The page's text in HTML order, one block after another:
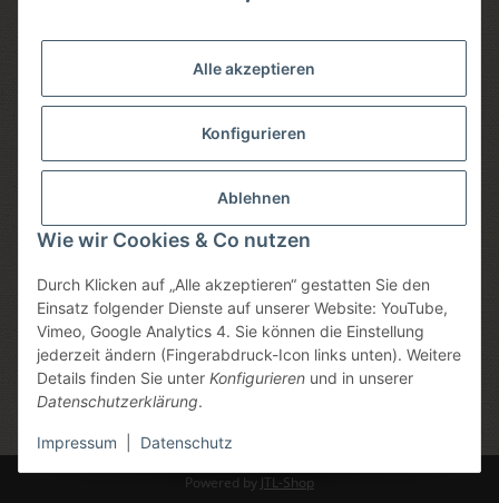
Alle akzeptieren
Konfigurieren
Ablehnen
Wie wir Cookies & Co nutzen
Durch Klicken auf „Alle akzeptieren“ gestatten Sie den
Einsatz folgender Dienste auf unserer Website: YouTube,
Vimeo, Google Analytics 4. Sie können die Einstellung
jederzeit ändern (Fingerabdruck-Icon links unten). Weitere
Details finden Sie unter Konfigurieren und in unserer
Datenschutzerklärung.
Impressum Datenschutz
Versandmethoden
Sicheres einkaufen
* Alle Preise inkl. gesetzlicher USt., zzgl.
Powered by JTL-Shop